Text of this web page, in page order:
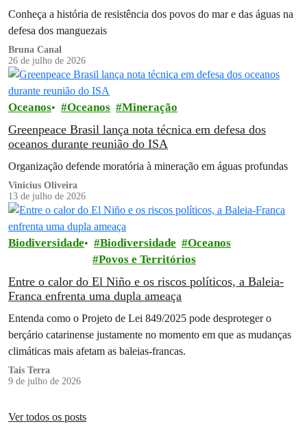
Conheça a história de resistência dos povos do mar e das águas na
defesa dos manguezais
Bruna Canal
26 de julho de 2026
Oceanos Oceanos Mineração
Greenpeace Brasil lança nota técnica em defesa dos
oceanos durante reunião do ISA
Organização defende moratória à mineração em águas profundas
Vinicius Oliveira
13 de julho de 2026
Biodiversidade Biodiversidade
Oceanos
Povos e Territórios
Entre o calor do El Niño e os riscos políticos, a Baleia-
Franca enfrenta uma dupla ameaça
Entenda como o Projeto de Lei 849/2025 pode desproteger o
berçário catarinense justamente no momento em que as mudanças
climáticas mais afetam as baleias-francas.
Tais Terra
9 de julho de 2026
Ver todos os posts